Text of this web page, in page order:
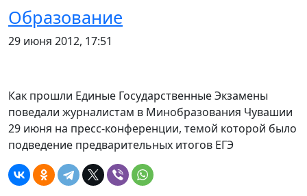
Образование
29 июня 2012, 17:51
Как прошли Единые Государственные Экзамены
поведали журналистам в Минобразования Чувашии
29 июня на пресс-конференции, темой которой было
подведение предварительных итогов ЕГЭ